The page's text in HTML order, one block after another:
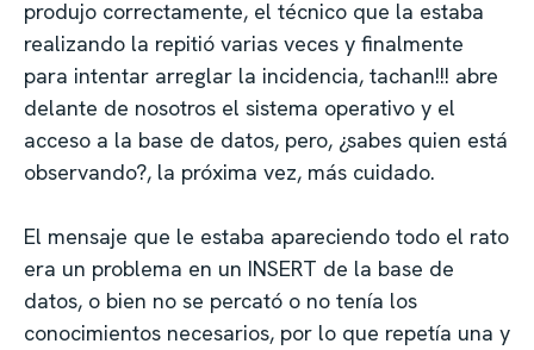
produjo correctamente, el técnico que la estaba
realizando la repitió varias veces y finalmente
para intentar arreglar la incidencia, tachan!!! abre
delante de nosotros el sistema operativo y el
acceso a la base de datos, pero, ¿sabes quien está
observando?, la próxima vez, más cuidado.
El mensaje que le estaba apareciendo todo el rato
era un problema en un INSERT de la base de
datos, o bien no se percató o no tenía los
conocimientos necesarios, por lo que repetía una y